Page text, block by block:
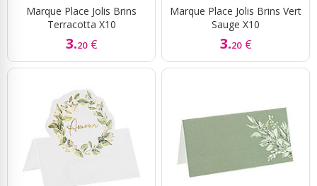
Marque Place Jolis Brins
Terracotta X10
3.20 €
Marque Place Jolis Brins Vert
Sauge X10
3.20 €